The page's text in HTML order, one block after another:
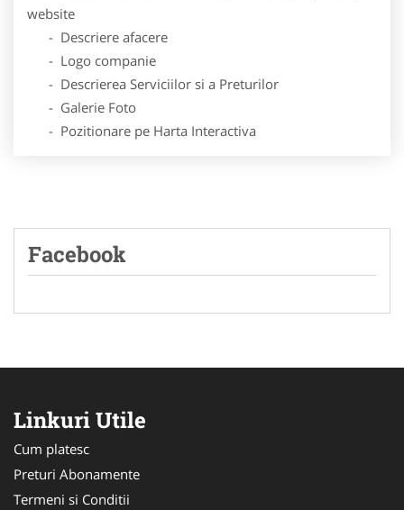
website
- Descriere afacere
- Logo companie
- Descrierea Serviciilor si a Preturilor
- Galerie Foto
- Pozitionare pe Harta Interactiva
Facebook
Linkuri Utile
Cum platesc
Preturi Abonamente
Termeni si Conditii